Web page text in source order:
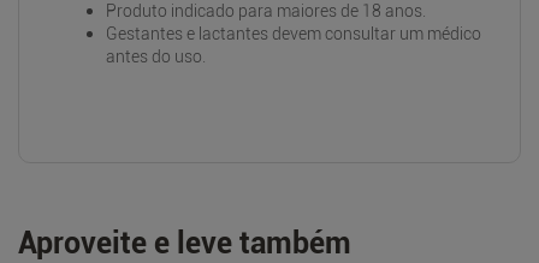
Produto indicado para maiores de 18 anos.
Gestantes e lactantes devem consultar um médico
antes do uso.
Aproveite e leve também